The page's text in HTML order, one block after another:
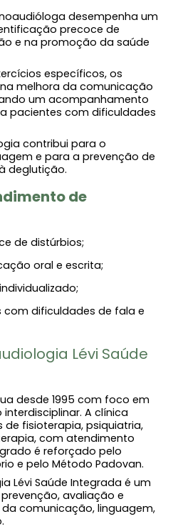
desempenha um
precoce de
e na promoção da saúde
específicos, os
melhora da comunicação
um acompanhamento
pacientes com dificuldades
contribui para o
e para a prevenção de
deglutição.
de
de distúrbios;
oral e escrita;
Lévi Saúde
desde 1995 com foco em
A clínica
fisioterapia, psiquiatria,
com atendimento
é reforçado pelo
e pelo Método Padovan.
Lévi Saúde Integrada é um
avaliação e
comunicação, linguagem,